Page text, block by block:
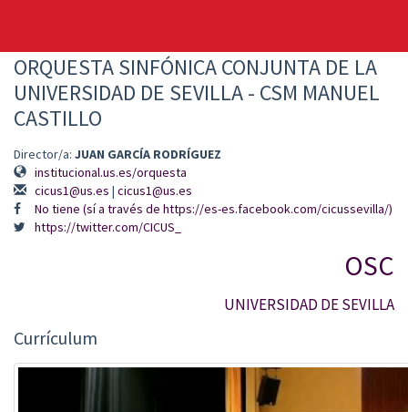
ORQUESTA SINFÓNICA CONJUNTA DE LA
UNIVERSIDAD DE SEVILLA - CSM MANUEL
CASTILLO
Director/a: JUAN GARCÍA RODRÍGUEZ
institucional.us.es/orquesta
cicus1@us.es | cicus1@us.es
No tiene (sí a través de https://es-es.facebook.com/cicussevilla/)
https://twitter.com/CICUS_
OSC
UNIVERSIDAD DE SEVILLA
Currículum